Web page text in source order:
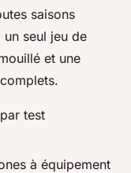
saisons
un seul jeu de
et une
test
à équipement